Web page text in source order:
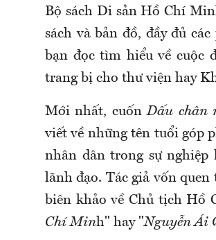
Bộ sách Di sản Hồ Chí
sách và bản đồ, đầy đủ
bạn đọc tìm hiểu về cuộc
trang bị cho thư viện hay
Mới nhất, cuốnDấu chân
viết về những tên tuổi góp
nhân dân trong sự
lãnh đạo. Tác giả vốn
biên khảo về Chủ tịch Hồ
Chí Minh" hay "Nguyễn Ái